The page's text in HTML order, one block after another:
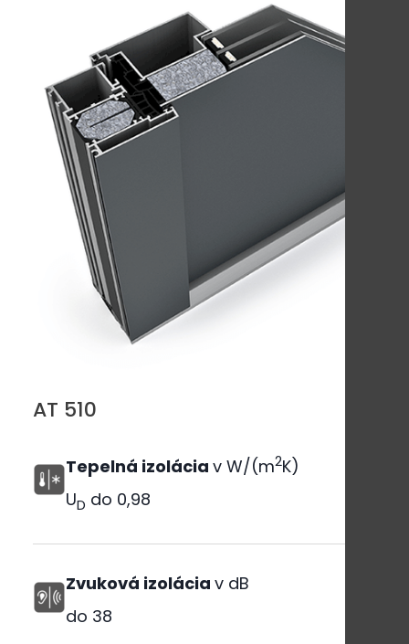
AT 510
Tepelná izolácia v W/(m2K)
UD do 0,98
Zvuková izolácia v dB
do 38